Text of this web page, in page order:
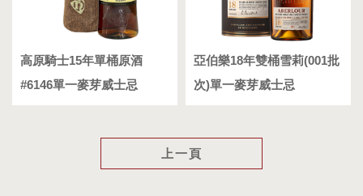
高原騎士15年單桶原酒
#6146單一麥芽威士忌
亞伯樂18年雙桶雪莉(001批
次)單一麥芽威士忌
上一頁